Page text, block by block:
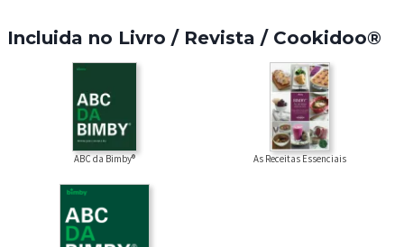
Incluida no Livro / Revista / Cookidoo®
ABC da Bimby® As Receitas Essenciais